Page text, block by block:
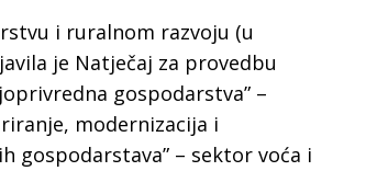
i ruralnom razvoju (u
je Natječaj za provedbu
gospodarstva” –
modernizacija i
gospodarstava” – sektor voća i